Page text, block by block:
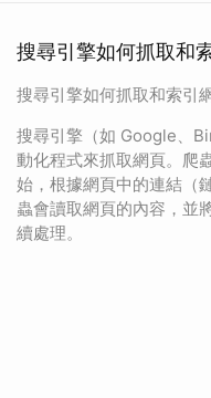
搜尋引擎如何抓取和
搜尋引擎如何抓取和索引
搜尋引擎（如 Google、
動化程式來抓取網頁。爬
始，根據網頁中的連結（
蟲會讀取網頁的內容，並
續處理。